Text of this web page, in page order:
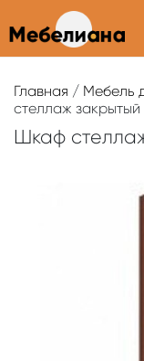
Главная / Мебель
стеллаж закрытый
Шкаф